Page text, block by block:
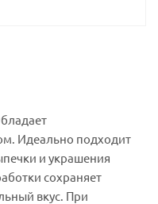
Идеально подходит
и украшения
сохраняет
вкус. При